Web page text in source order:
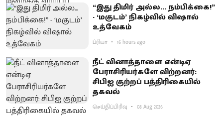
“இது திமிர் அல்ல... நம்பிக்கை!”
- ‘மகுடம்’ நிகழ்வில் விஷால்
உத்வேகம்
ப்ரியா 16 hours ago
நீட் வினாத்தாளை என்டிஏ
பேராசிரியர்களே விற்றனர்:
சிபிஐ குற்றப் பத்திரிகையில்
தகவல்
செய்திப்பிரிவு 08 Aug 2026